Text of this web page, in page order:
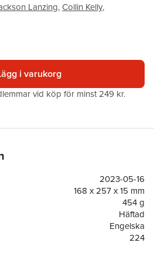
Lanzing,Collin Kelly,
i varukorg
vid köp för minst 249 kr.
2023-05-16
168 x 257 x 15 mm
454 g
Häftad
Engelska
224